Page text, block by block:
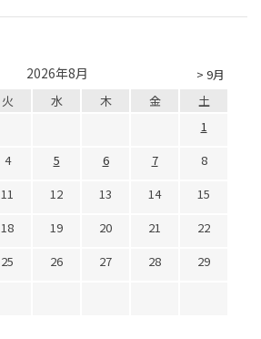
> 9月
2026年8月
火 水 木 金
土
1
4 5 6 7
8
11 12 13 14
15
18 19 20 21
22
25 26 27 28
29